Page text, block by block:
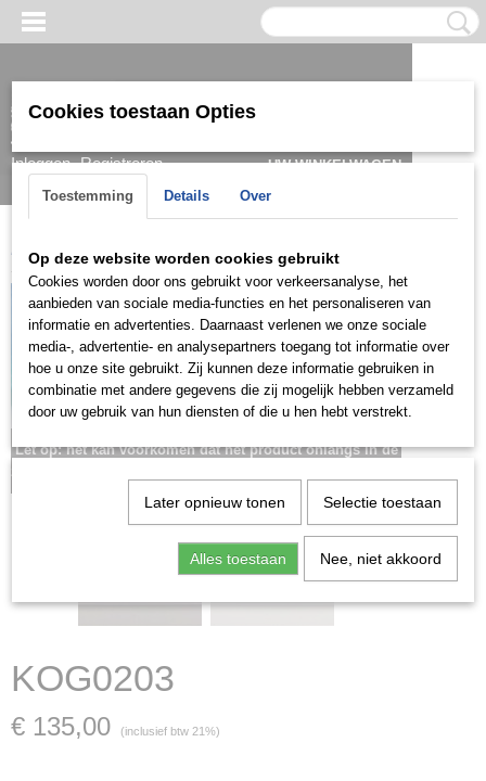
Inloggen Registreren
UW WINKELWAGEN
Home > >Oorbellen > KOG0203
Let op: het kan voorkomen dat het product onlangs in de
zaak is verkocht; in dat geval nemen wij contact met u op.
KOG0203
€ 135,00 (inclusief btw 21%)
Cookies toestaan Opties
Toestemming Details Over
Op deze website worden cookies gebruikt
Cookies worden door ons gebruikt voor verkeersanalyse, het
aanbieden van sociale media-functies en het personaliseren van
informatie en advertenties. Daarnaast verlenen we onze sociale
media-, advertentie- en analysepartners toegang tot informatie over
hoe u onze site gebruikt. Zij kunnen deze informatie gebruiken in
combinatie met andere gegevens die zij mogelijk hebben verzameld
door uw gebruik van hun diensten of die u hen hebt verstrekt.
Later opnieuw tonen Selectie toestaan
Alles toestaan Nee, niet akkoord